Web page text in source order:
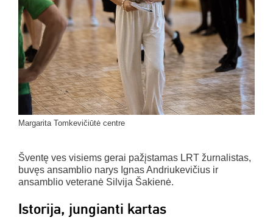
Margarita Tomkevičiūtė centre
Šventę ves visiems gerai pažįstamas LRT žurnalistas,
buvęs ansamblio narys Ignas Andriukevičius ir
ansamblio veteranė Silvija Šakienė.
Istorija, jungianti kartas